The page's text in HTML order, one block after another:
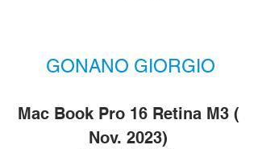
GONANO GIORGIO
Mac Book Pro 16 Retina M3 (
Nov. 2023)